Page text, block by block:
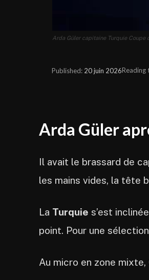
Arda Güler capitaine Turquie
Published: 20 juin 2026Reading
Arda Güler
Il avait le brassard de
les mains vides, la tête
La Turquie s’est
point. Pour une
Au micro en zone mixte,